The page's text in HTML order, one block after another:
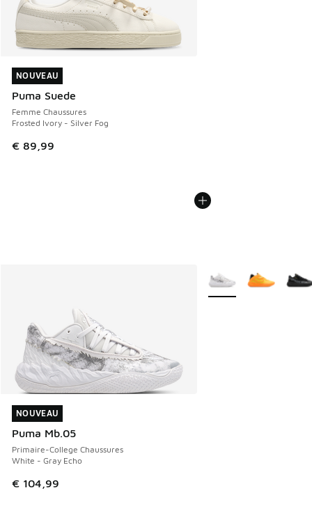
NOUVEAU
Puma Suede
Femme Chaussures
Frosted Ivory - Silver Fog
€ 89,99
NOUVEAU
NOUVEAU
Puma Mb.05
Primaire-College Chaussures
White - Gray Echo
€ 104,99
NOUVEAU
Plus de couleurs